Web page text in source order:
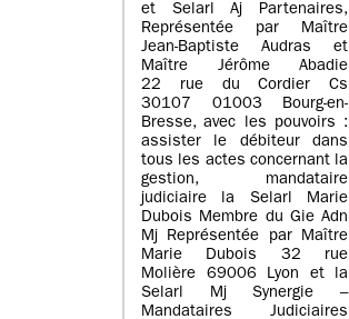
et Selarl Aj Partenaires,
Représentée par Maître
Jean-Baptiste Audras et
Maître Jérôme Abadie
22 rue du Cordier Cs
30107 01003 Bourg-en-
Bresse, avec les pouvoirs :
assister le débiteur dans
tous les actes concernant la
gestion, mandataire
judiciaire la Selarl Marie
Dubois Membre du Gie Adn
Mj Représentée par Maître
Marie Dubois 32 rue
Molière 69006 Lyon et la
Selarl Mj Synergie –
Mandataires Judiciaires